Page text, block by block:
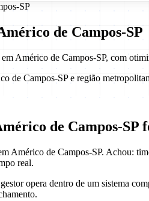
-SP
de Campos-SP
Américo de Campos-SP, com
de Campos-SP e região
de Campos-SP
Américo de Campos-SP. Achou:
real.
opera dentro de um sistema